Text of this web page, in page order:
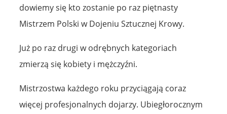
dowiemy się kto zostanie po raz piętnasty
Mistrzem Polski w Dojeniu Sztucznej Krowy.
Już po raz drugi w odrębnych kategoriach
zmierzą się kobiety i mężczyźni.
Mistrzostwa każdego roku przyciągają coraz
więcej profesjonalnych dojarzy. Ubiegłorocznym